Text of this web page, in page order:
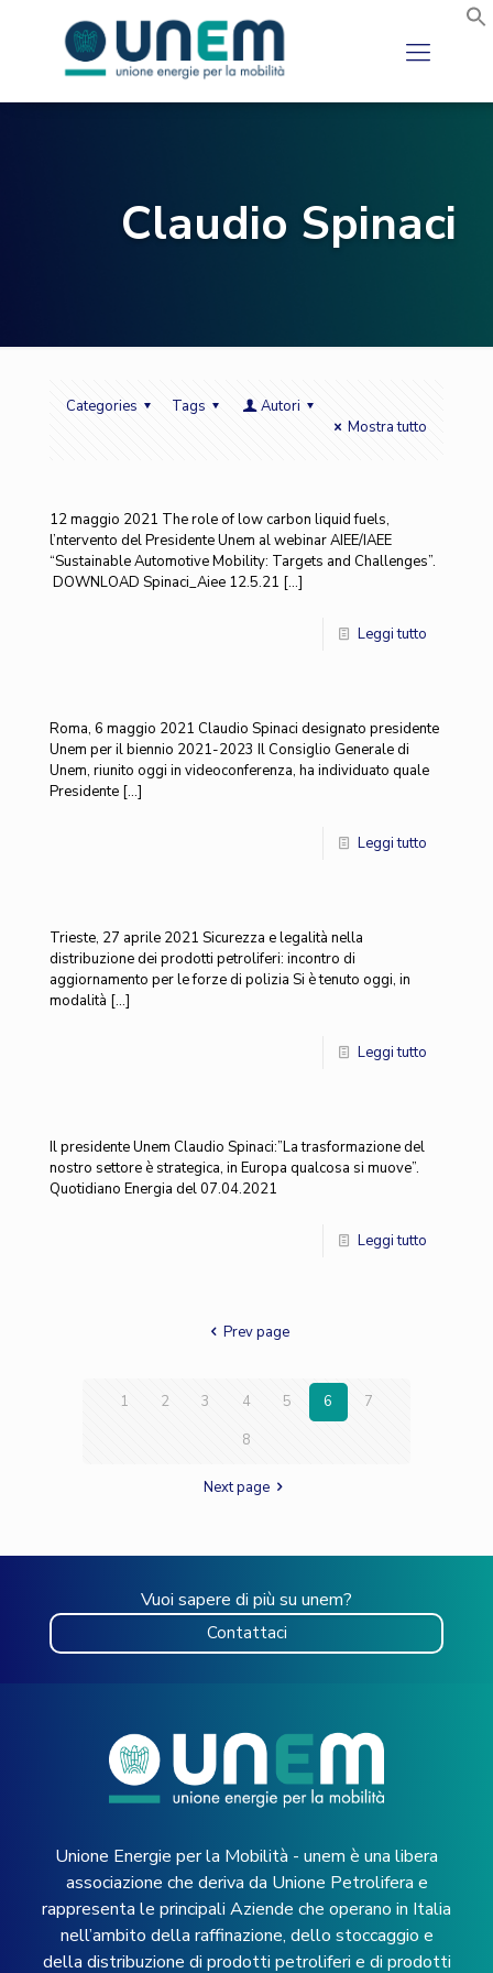
Claudio Spinaci
Categories Tags
Autori
Mostra tutto
12 maggio 2021 The role of low carbon liquid fuels,
l’ntervento del Presidente Unem al webinar AIEE/IAEE
“Sustainable Automotive Mobility: Targets and Challenges”.
DOWNLOAD Spinaci_Aiee 12.5.21 […]
Leggi tutto
Roma, 6 maggio 2021 Claudio Spinaci designato presidente
Unem per il biennio 2021-2023 Il Consiglio Generale di
Unem, riunito oggi in videoconferenza, ha individuato quale
Presidente […]
Leggi tutto
Trieste, 27 aprile 2021 Sicurezza e legalità nella
distribuzione dei prodotti petroliferi: incontro di
aggiornamento per le forze di polizia Si è tenuto oggi, in
modalità […]
Leggi tutto
Il presidente Unem Claudio Spinaci:”La trasformazione del
nostro settore è strategica, in Europa qualcosa si muove”.
Quotidiano Energia del 07.04.2021
Leggi tutto
Prev page
1 2 3 4 5 6
7
8
Next page
Vuoi sapere di più su unem?
Contattaci
Unione Energie per la Mobilità - unem è una libera
associazione che deriva da Unione Petrolifera e
rappresenta le principali Aziende che operano in Italia
nell’ambito della raffinazione, dello stoccaggio e
della distribuzione di prodotti petroliferi e di prodotti